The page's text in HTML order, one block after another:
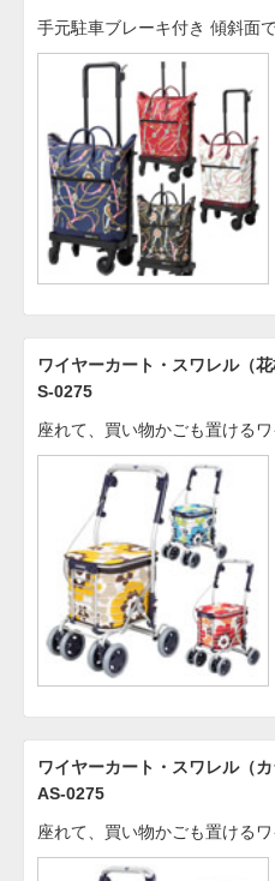
手元駐車ブレーキ付き 傾斜面
ワイヤーカート・スワレル（
S-0275
座れて、買い物かごも置ける
ワイヤーカート・スワレル（
AS-0275
座れて、買い物かごも置ける